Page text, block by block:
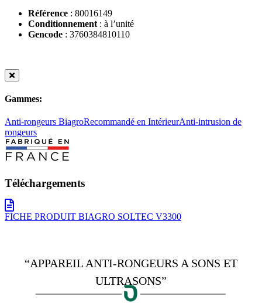
Référence : 80016149
Conditionnement : à l’unité
Gencode : 3760384810110
Gammes:
Anti-rongeurs BiagroRecommandé en IntérieurAnti-intrusion de
rongeurs
Téléchargements
FICHE PRODUIT BIAGRO SOLTEC V3300
“APPAREIL ANTI-RONGEURS A SONS ET
ULTRASONS”